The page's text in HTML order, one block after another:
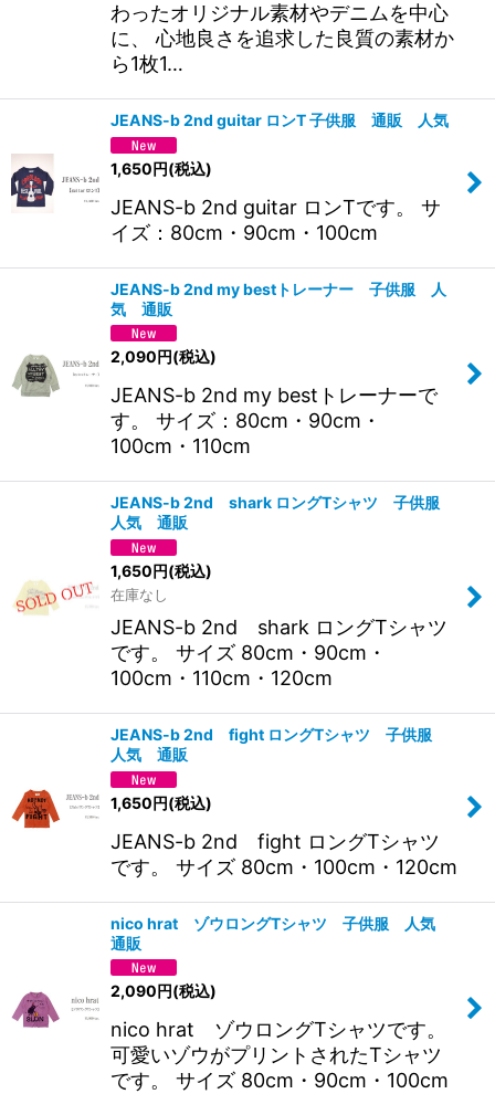
わったオリジナル素材やデニムを中心
に、 心地良さを追求した良質の素材か
ら1枚1…
JEANS-b 2nd guitar ロンT 子供服 通販 人気
1,650円(税込)
JEANS-b 2nd guitar ロンTです。 サ
イズ：80cm・90cm・100cm
JEANS-b 2nd my bestトレーナー 子供服 人
気 通販
2,090円(税込)
JEANS-b 2nd my bestトレーナーで
す。 サイズ：80cm・90cm・
100cm・110cm
JEANS-b 2nd shark ロングTシャツ 子供服
人気 通販
1,650円(税込)
在庫なし
JEANS-b 2nd shark ロングTシャツ
です。 サイズ 80cm・90cm・
100cm・110cm・120cm
JEANS-b 2nd fight ロングTシャツ 子供服
人気 通販
1,650円(税込)
JEANS-b 2nd fight ロングTシャツ
です。 サイズ 80cm・100cm・120cm
nico hrat ゾウロングTシャツ 子供服 人気
通販
2,090円(税込)
nico hrat ゾウロングTシャツです。
可愛いゾウがプリントされたTシャツ
です。 サイズ 80cm・90cm・100cm